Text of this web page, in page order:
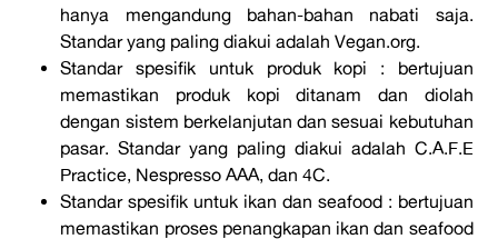
hanya mengandung bahan-bahan nabati saja.
Standar yang paling diakui adalah Vegan.org.
Standar spesifik untuk produk kopi : bertujuan
memastikan produk kopi ditanam dan diolah
dengan sistem berkelanjutan dan sesuai kebutuhan
pasar. Standar yang paling diakui adalah C.A.F.E
Practice, Nespresso AAA, dan 4C.
Standar spesifik untuk ikan dan seafood : bertujuan
memastikan proses penangkapan ikan dan seafood